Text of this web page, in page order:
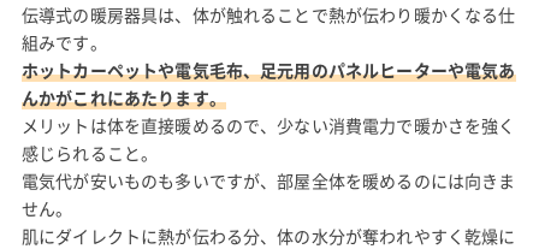
伝導式の暖房器具は、体が触れることで熱が伝わり暖かくなる仕
組みです。
ホットカーペットや電気毛布、足元用のパネルヒーターや電気あ
んかがこれにあたります。
メリットは体を直接暖めるので、少ない消費電力で暖かさを強く
感じられること。
電気代が安いものも多いですが、部屋全体を暖めるのには向きま
せん。
肌にダイレクトに熱が伝わる分、体の水分が奪われやすく乾燥に